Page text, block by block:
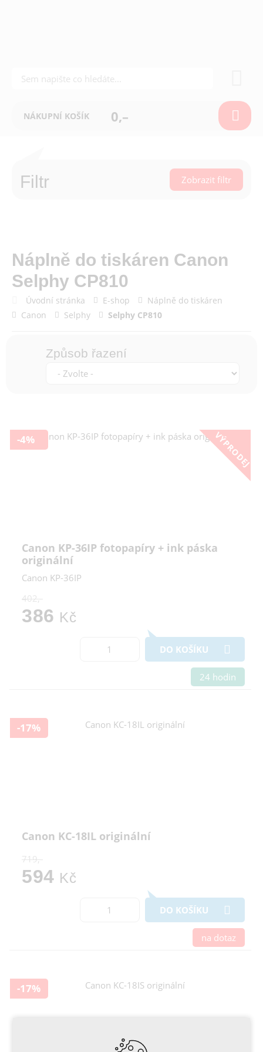
NÁKUPNÍ KOŠÍK 0,–
Filtr Zobrazit filtr
Náplně do tiskáren Canon
Selphy CP810
Úvodní stránka E-shop
Náplně do tiskáren
Canon
Selphy Selphy CP810
Způsob řazení
VÝPRODEJ
-4%
Canon KP-36IP fotopapíry + ink páska
originální
Canon KP-36IP
402,-
386 Kč
DO KOŠÍKU
24 hodin
-17%
Canon KC-18IL originální
719,-
594 Kč
DO KOŠÍKU
na dotaz
-17%